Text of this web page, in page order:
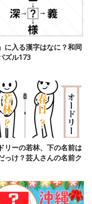
に入る漢字はなに？和同
ズル173
リーの若林、下の名前は
っけ？芸人さんの名前ク